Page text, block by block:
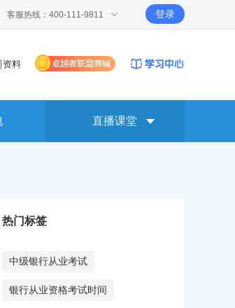
客服热线：400-111-9811 登录
资料
直播课堂
热门标签
中级银行从业考试
银行从业资格考试时间